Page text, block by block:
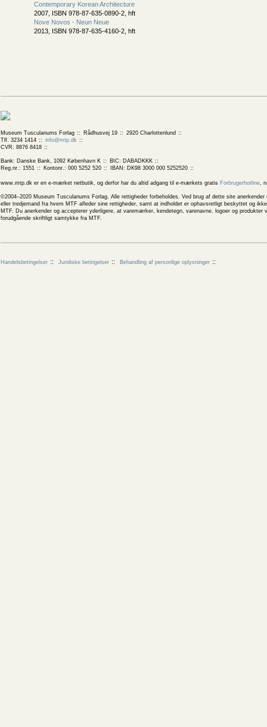
Contemporary Korean Architecture
2007, ISBN 978-87-635-0890-2, hft
Nove Novos - Neun Neue
2013, ISBN 978-87-635-4160-2, hft
Museum Tusculanums Forlag Rådhusvej 19
2920 Charlottenlund
Tlf. 3234 1414
info@mtp.dk
CVR: 8876 8418
Bank: Danske Bank, 1092 København K
BIC: DABADKKK
Reg.nr.: 1551
Kontonr.: 000 5252 520 IBAN: DK98 3000 000 5252520
www.mtp.dk er en e-mærket netbutik, og derfor har du altid adgang til e-mærkets gratis Forbrugerhotline,
©2004–2020 Museum Tusculanums Forlag. Alle rettigheder forbeholdes. Ved brug af dette site
eller tredjemand fra hvem MTF afleder sine rettigheder, samt at indholdet er ophavsretligt beskyttet og
MTF. Du anerkender og accepterer yderligere, at varemærker, kendetegn, varenavne, logoer og
forudgående skriftligt samtykke fra MTF.
Handelsbetingelser Juridiske betingelser Behandling af personlige oplysninger